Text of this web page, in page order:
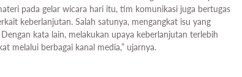
pada gelar wicara hari itu, tim komunikasi juga bertugas
keberlanjutan. Salah satunya, mengangkat isu yang
Dengan kata lain, melakukan upaya keberlanjutan terlebih
melalui berbagai kanal media,” ujarnya.